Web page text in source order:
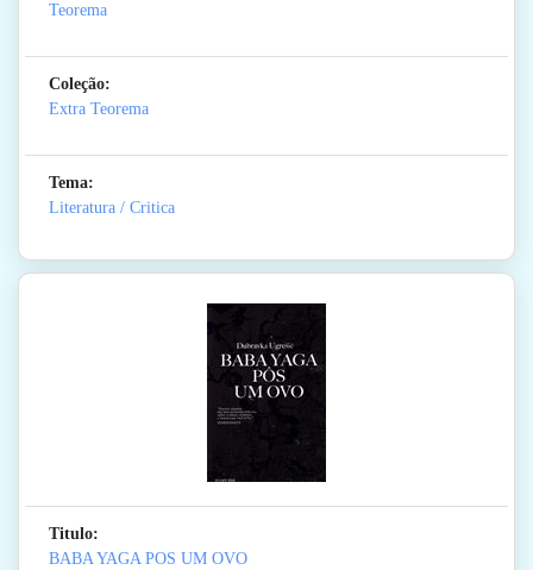
Teorema
Coleção:
Extra Teorema
Tema:
Literatura / Critica
Titulo:
BABA YAGA POS UM OVO